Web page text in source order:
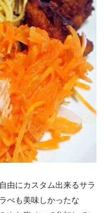
由にカスタム出来るサラ
ぺも美味しかったな